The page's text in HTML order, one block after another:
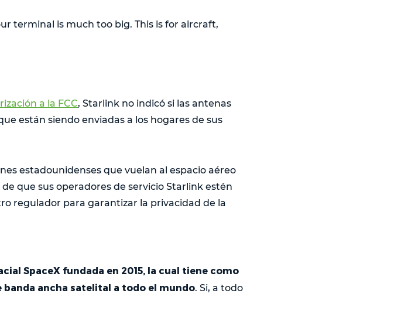
terminal is much too big. This is for aircraft,
a la FCC, Starlink no indicó si las antenas
están siendo enviadas a los hogares de sus
estadounidenses que vuelan al espacio aéreo
que sus operadores de servicio Starlink estén
regulador para garantizar la privacidad de la
SpaceX fundada en 2015, la cual tiene como
ancha satelital a todo el mundo. Si, a todo